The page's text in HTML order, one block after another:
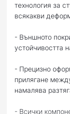
технология за
всякакви
- Външното
устойчивостта
- Прецизно
прилягане
намалява
- Всички